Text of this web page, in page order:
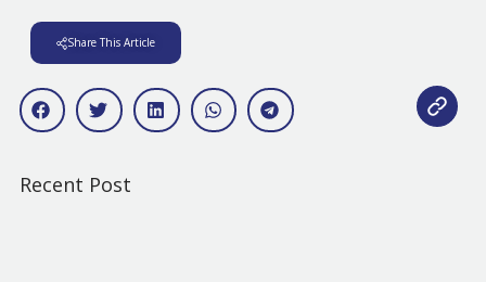
Share This Article
Recent Post